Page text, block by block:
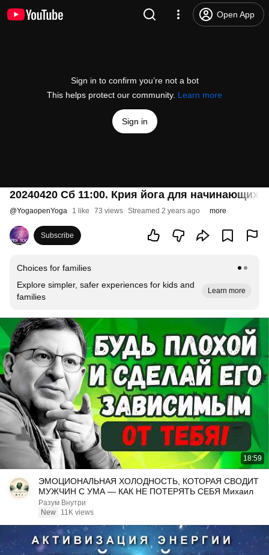
Open App
Sign in to confirm you’re not a bot
This helps protect our community. Learn more
Sign in
20240420 Сб 11:00. Крия йога для начинающих
@YogaopenYoga 1 like 73 views Streamed 2 years ago more
Subscribe
Choices for families
Explore simpler, safer experiences for kids and
families
Learn more
18:59
ЭМОЦИОНАЛЬНАЯ ХОЛОДНОСТЬ, КОТОРАЯ СВОДИТ
МУЖЧИН С УМА — КАК НЕ ПОТЕРЯТЬ СЕБЯ Михаил
Разум Внутри
New
11K views